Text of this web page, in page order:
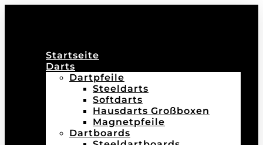
Startseite
Darts
Dartpfeile
Steeldarts
Softdarts
Hausdarts Großboxen
Magnetpfeile
Dartboards